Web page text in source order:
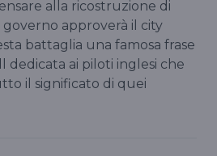
alla ricostruzione di
governo approverà il city
battaglia una famosa frase
dedicata ai piloti inglesi che
il significato di quei